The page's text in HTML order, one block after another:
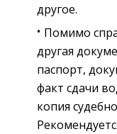
другое.
Помимо
другая
паспорт,
факт сдачи
копия